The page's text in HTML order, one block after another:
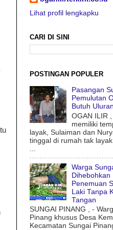
Lihat profil lengkapku
CARI DI SINI
POSTINGAN POPULER
Pasangan
Pemulutan
Butuh
OGAN ILIR
memiliki
layak, Sulaiman dan
tinggal di rumah tak
Warga
Dihebohkan
Penemuan
Laki Tanpa
Tangan
SUNGAI PINANG , -
Pinang khusus Desa
Kecamatan Sungai